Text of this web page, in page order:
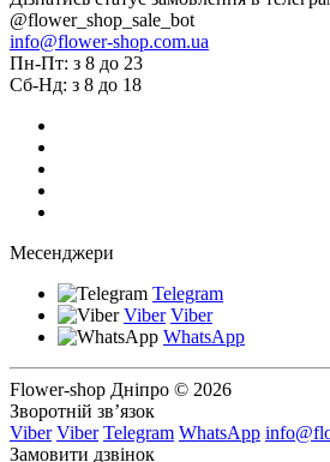
@flower_shop_sale_bot
info@flower-shop.com.ua
Пн-Пт: з 8 до 23
Сб-Нд: з 8 до 18
Месенджери
Telegram
Viber Viber
WhatsApp
Flower-shop Дніпро © 2026
Зворотній зв’язок
Viber Viber Telegram WhatsApp
Замовити дзвінок